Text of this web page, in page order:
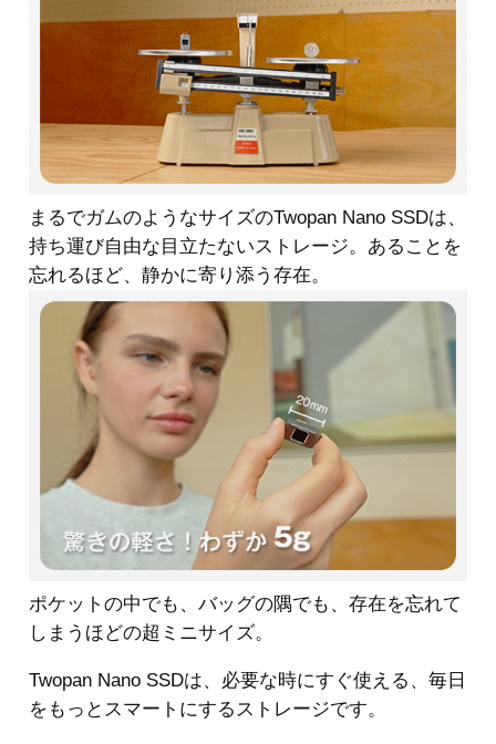
まるでガムのようなサイズのTwopan Nano SSDは、
持ち運び自由な目立たないストレージ。あることを
忘れるほど、静かに寄り添う存在。
ポケットの中でも、バッグの隅でも、存在を忘れて
しまうほどの超ミニサイズ。
Twopan Nano SSDは、必要な時にすぐ使える、毎日
をもっとスマートにするストレージです。